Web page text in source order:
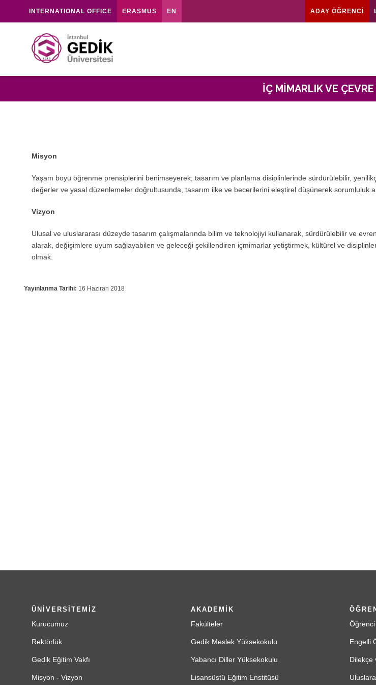
INTERNATIONAL OFFICE ERASMUS EN ADAY ÖĞRENCİ
İÇ MIMARLIK VE
Misyon
Yaşam boyu öğrenme prensiplerini benimseyerek; tasarım ve planlama disiplinlerinde sürdürülebilir,
değerler ve yasal düzenlemeler doğrultusunda, tasarım ilke ve becerilerini eleştirel düşünerek sorumluluk
Vizyon
Ulusal ve uluslararası düzeyde tasarım çalışmalarında bilim ve teknolojiyi kullanarak, sürdürülebilir ve
alarak, değişimlere uyum sağlayabilen ve geleceği şekillendiren içmimarlar yetiştirmek, kültürel ve
olmak.
Yayınlanma Tarihi: 16 Haziran 2018
ÜNİVERSİTEMİZ
Kurucumuz
Rektörlük
Gedik Eğitim Vakfı
Misyon - Vizyon
AKADEMİK
Fakülteler
Gedik Meslek Yüksekokulu
Yabancı Diller Yüksekokulu
Lisansüstü Eğitim Enstitüsü
Öğrenci
Engelli
Dilekçe